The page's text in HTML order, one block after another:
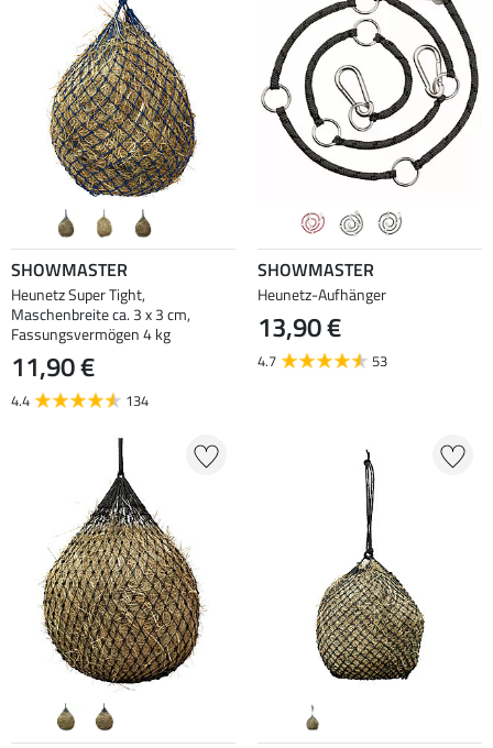
SHOWMASTER
Heunetz Super Tight,
Maschenbreite ca. 3 x 3 cm,
Fassungsvermögen 4 kg
11,90 €
4.4 134
SHOWMASTER
Heunetz-Aufhänger
13,90 €
4.7 53